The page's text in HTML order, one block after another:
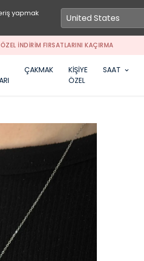
yapmak
İNDİRİM FIRSATLARINI KAÇIRMA
ÇAKMAK
KİŞİYE
ÖZEL
SAAT